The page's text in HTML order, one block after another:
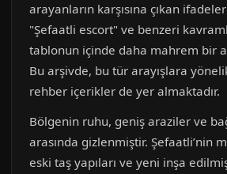
arayanların karşısına çıkan
"Şefaatli escort" ve benzeri
tablonun içinde daha mahrem bir
Bu arşivde, bu tür arayışlara
rehber içerikler de yer almaktadır.
Bölgenin ruhu, geniş araziler ve
arasında gizlenmiştir. Şefaatli’nin
eski taş yapıları ve yeni inşa